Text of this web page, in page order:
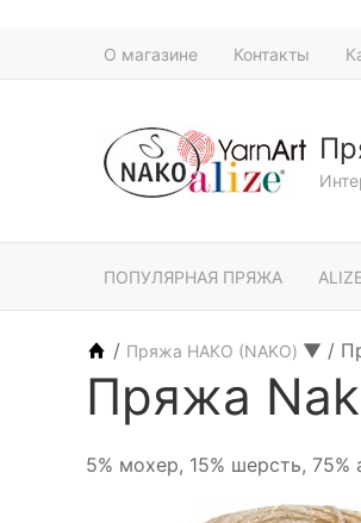
О магазине Контакты
ПОПУЛЯРНАЯ ПРЯЖА
/ Пряжа НАКО (NAKO) ▼ /
Пряжа
5% мохер, 15% шерсть,